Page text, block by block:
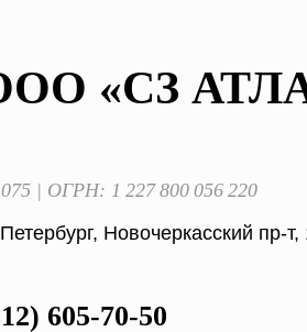
«СЗ
| ОГРН: 1 227 800 056 220
Новочеркасский пр-
605-70-50